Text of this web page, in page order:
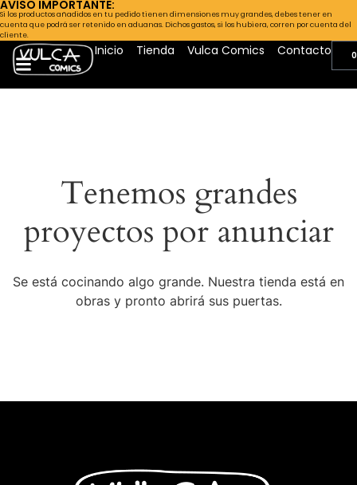
AVISO IMPORTANTE:
Si los productos añadidos en tu pedido tienen dimensiones muy grandes, debes tener en
cuenta que podrá ser retenido en aduanas. Dichos gastos, si los hubiera, corren por cuenta del
cliente.
Inicio Tienda Vulca Comics Contacto
Tenemos grandes
proyectos por anunciar
Se está cocinando algo grande. Nuestra tienda está en
obras y pronto abrirá sus puertas.